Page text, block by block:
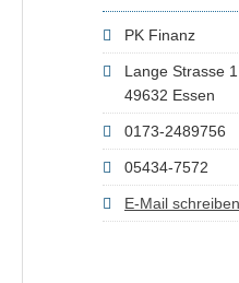
PK Finanz
Lange Strasse 1
49632 Essen
0173-2489756
05434-7572
E-Mail schreiben